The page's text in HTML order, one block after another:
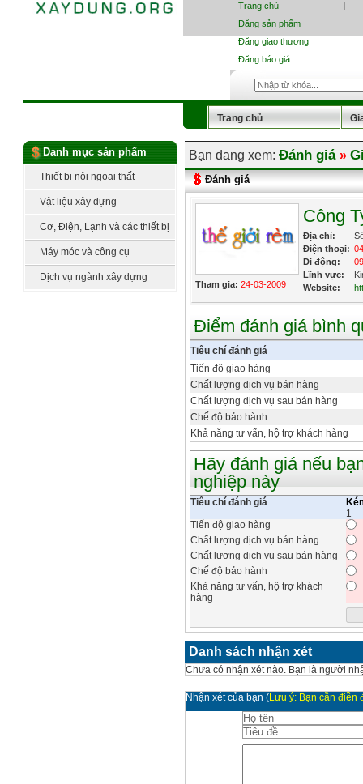
Trang chủ
Đăng sản phẩm
Đăng giao thương
Đăng báo giá
Trang chủ
Sản phẩm Tin tức
Báo giá vật liệu
Danh mục sản phẩm
Thiết bị nội ngoại thất
Vật liệu xây dựng
Cơ, Điện, Lạnh và các thiết bị
công nghệ
Máy móc và công cụ
Dịch vụ ngành xây dựng
Bạn đang xem: Đánh giá »
Đánh giá
Tham gia: 24-03-2009
Công
Địa chỉ:
Điện thoại:
Di động:
Lĩnh vực:
Website:
Điểm đánh giá bình
Tiêu chí đánh giá
Tiến độ giao hàng
Chất lượng dịch vụ bán hàng
Chất lượng dịch vụ sau bán hàng
Chế độ bảo hành
Khả năng tư vấn, hộ trợ khách hàng
Hãy đánh giá nếu
nghiệp này
Tiêu chí đánh giá
1
Tiến độ giao hàng
Chất lượng dịch vụ bán hàng
Chất lượng dịch vụ sau bán hàng
Chế độ bảo hành
Khả năng tư vấn, hộ trợ khách
hàng
Danh sách nhận xét
Chưa có nhận xét nào. Bạn là người
Nhận xét của bạn (Lưu ý: Bạn cần điền